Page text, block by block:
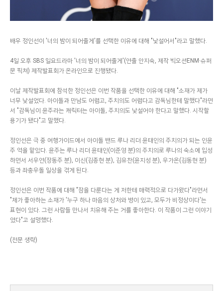
배우 정인선이 '너의 밤이 되어줄게'를 선택한 이유에 대해 "낯설어서"라고 말했다.
4일 오후 SBS 일요드라마 '너의 밤이 되어줄게'(연출 안지숙, 제작 빅오션ENM·슈퍼
문 픽쳐) 제작발표회가 온라인으로 진행됐다.
이날 제작발표회에 참석한 정인선은 이번 작품을 선택한 이유에 대해 "소재가 제가
너무 낯설었다. 아이돌과 만남도 어렵고, 주치의도 어렵다고 감독님한테 말했다"라면
서 "감독님이 윤주라는 캐릭터는 아이돌, 주치의도 낯설어야 한다고 말했다. 시작할
용기가 됐다"고 말했다.
정인선은 극 중 여행가이드에서 아이돌 밴드 루나 리더 윤태인의 주치의가 되는 인윤
주 역을 맡았다. 윤주는 루나 리더 윤태인(이준영 분)의 주치의로 루나의 숙소에 입성
하면서 서우연(장동주 분), 이신(김종현 분), 김유찬(윤지성 분), 우가온(김동현 분)
등과 좌충우돌 일상을 겪게 된다.
정인선은 이번 작품에 대해 "잠을 다룬다는 게 저한테 매력적으로 다가왔다"라면서
"제가 좋아하는 소재가 '누구 하나 마음의 상처와 병이 있고, 모두가 비정상이다'는
표현이 있다. 그런 사람들 만나서 치유해 주는 거를 좋아한다. 이 작품이 그런 이야기
였다"고 설명했다.
(전문 생략)